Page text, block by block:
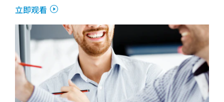
立即观看